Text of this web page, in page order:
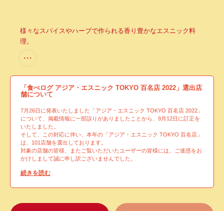
様々なスパイスやハーブで作られる香り豊かなエスニック料
理。
・・・
「食べログ アジア・エスニック TOKYO 百名店 2022」選出店
舗について
7月26日に発表いたしました「アジア・エスニック TOKYO 百名店 2022」
について、掲載情報に一部誤りがありましたことから、9月12日に訂正を
いたしました。
そして、この対応に伴い、本年の「アジア・エスニック TOKYO 百名店」
は、101店舗を選出しております。
対象の店舗の皆様、またご覧いただいたユーザーの皆様には、ご迷惑をお
かけしまして誠に申し訳ございませんでした。
続きを読む